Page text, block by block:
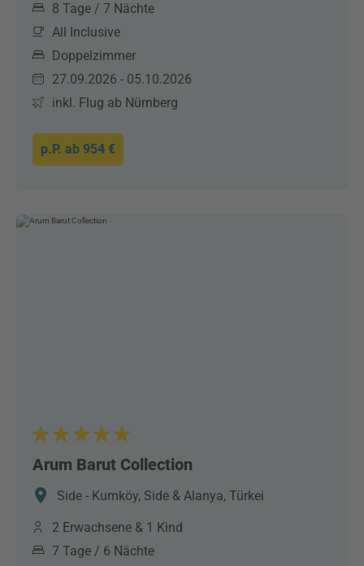
8 Tage / 7 Nächte
All Inclusive
Doppelzimmer
27.09.2026 - 05.10.2026
inkl. Flug ab Nürnberg
p.P. ab 954 €
Arum Barut Collection
Side - Kumköy, Side & Alanya, Türkei
2 Erwachsene & 1 Kind
7 Tage / 6 Nächte